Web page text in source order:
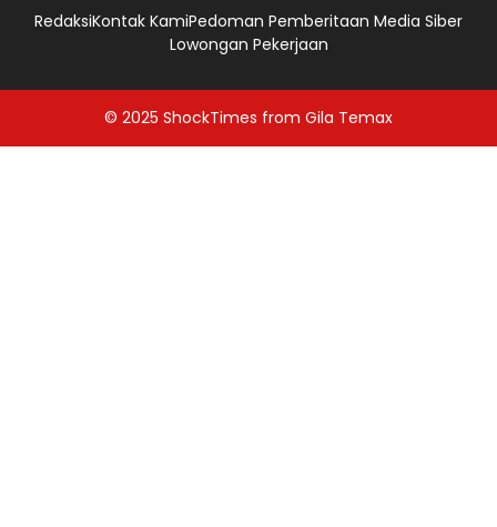
RedaksiKontak KamiPedoman Pemberitaan Media Siber
Lowongan Pekerjaan
© 2025 ShockTimes from Gila Temax